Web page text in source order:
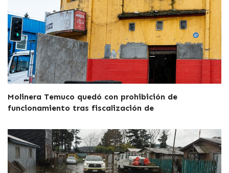
Molinera Temuco quedó con prohibición de
funcionamiento tras fiscalización de